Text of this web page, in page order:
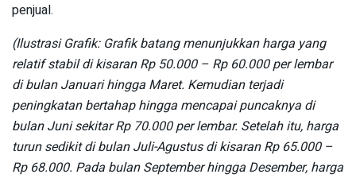
penjual.
(Ilustrasi Grafik: Grafik batang menunjukkan harga yang
relatif stabil di kisaran Rp 50.000 – Rp 60.000 per lembar
di bulan Januari hingga Maret. Kemudian terjadi
peningkatan bertahap hingga mencapai puncaknya di
bulan Juni sekitar Rp 70.000 per lembar. Setelah itu, harga
turun sedikit di bulan Juli-Agustus di kisaran Rp 65.000 –
Rp 68.000. Pada bulan September hingga Desember, harga